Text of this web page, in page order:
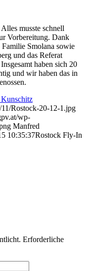
musste schnell
Vorbereitung. Dank
Smolana sowie
und das Referat
haben sich 20
und wir haben das in
Rostock-20-12-1.jpg
wp-
Manfred
10:35:37Rostock Fly-In
Erforderliche